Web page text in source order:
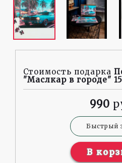
Стоимость подарка
"Маслкар в городе"
990
Быстрый
В